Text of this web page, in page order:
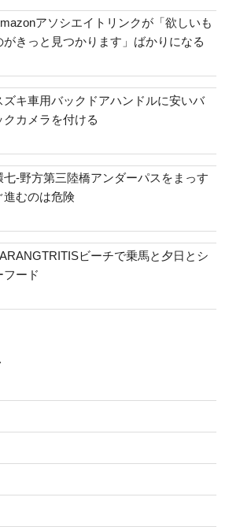
アソシエイトリンクが「欲しいも
がきっと見つかります」ばかりになる
ズキ車用バックドアハンドルに安いバ
クカメラを付ける
七-野方第三陸橋アンダーパスをまっす
進むのは危険
ビーチで乗馬と夕日とシ
フード